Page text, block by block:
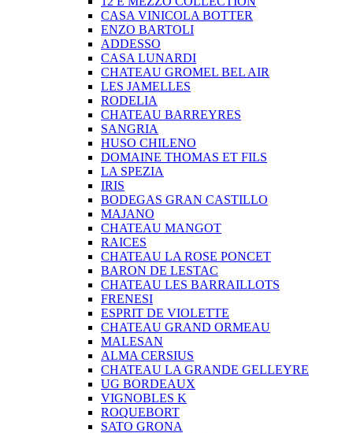
CASA VINICOLA BOTTER
ENZO BARTOLI
ADDESSO
CASA LUNARDI
CHATEAU GROMEL BEL AIR
LES JAMELLES
RODELIA
CHATEAU BARREYRES
SANGRIA
HUSO CHILENO
DOMAINE THOMAS ET FILS
LA SPEZIA
IRIS
BODEGAS GRAN CASTILLO
MAJANO
CHATEAU MANGOT
RAICES
CHATEAU LA ROSE PONCET
BARON DE LESTAC
CHATEAU LES BARRAILLOTS
FRENESI
ESPRIT DE VIOLETTE
CHATEAU GRAND ORMEAU
MALESAN
ALMA CERSIUS
CHATEAU LA GRANDE GELLEYRE
UG BORDEAUX
VIGNOBLES K
ROQUEBORT
SATO GRONA